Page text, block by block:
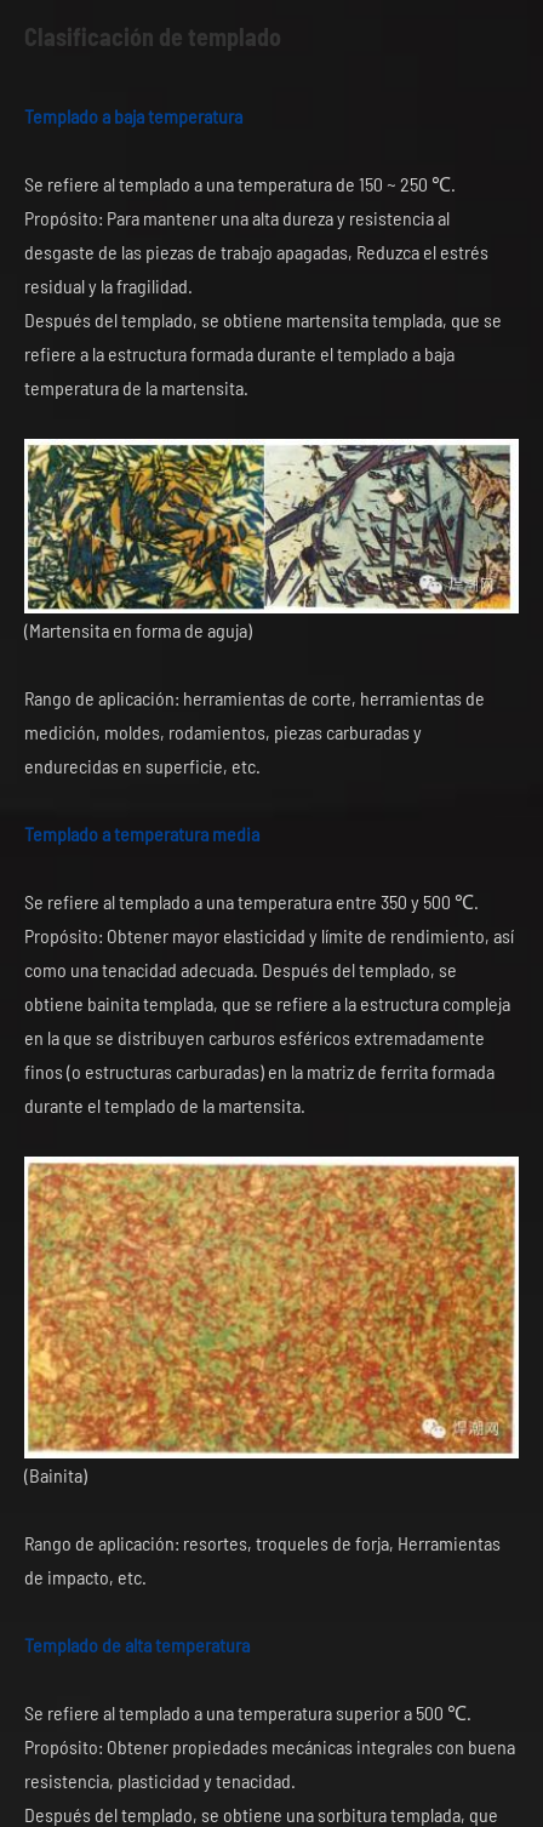
Clasificación de templado
Templado a baja temperatura
Se refiere al templado a una temperatura de 150 ~ 250 ℃.
Propósito: Para mantener una alta dureza y resistencia al
desgaste de las piezas de trabajo apagadas, Reduzca el estrés
residual y la fragilidad.
Después del templado, se obtiene martensita templada, que se
refiere a la estructura formada durante el templado a baja
temperatura de la martensita.
(Martensita en forma de aguja)
Rango de aplicación: herramientas de corte, herramientas de
medición, moldes, rodamientos, piezas carburadas y
endurecidas en superficie, etc.
Templado a temperatura media
Se refiere al templado a una temperatura entre 350 y 500 ℃.
Propósito: Obtener mayor elasticidad y límite de rendimiento, así
como una tenacidad adecuada. Después del templado, se
obtiene bainita templada, que se refiere a la estructura compleja
en la que se distribuyen carburos esféricos extremadamente
finos (o estructuras carburadas) en la matriz de ferrita formada
durante el templado de la martensita.
(Bainita)
Rango de aplicación: resortes, troqueles de forja, Herramientas
de impacto, etc.
Templado de alta temperatura
Se refiere al templado a una temperatura superior a 500 ℃.
Propósito: Obtener propiedades mecánicas integrales con buena
resistencia, plasticidad y tenacidad.
Después del templado, se obtiene una sorbitura templada, que